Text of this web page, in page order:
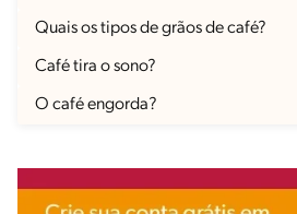
Quais os tipos de grãos de café?
Café tira o sono?
O café engorda?